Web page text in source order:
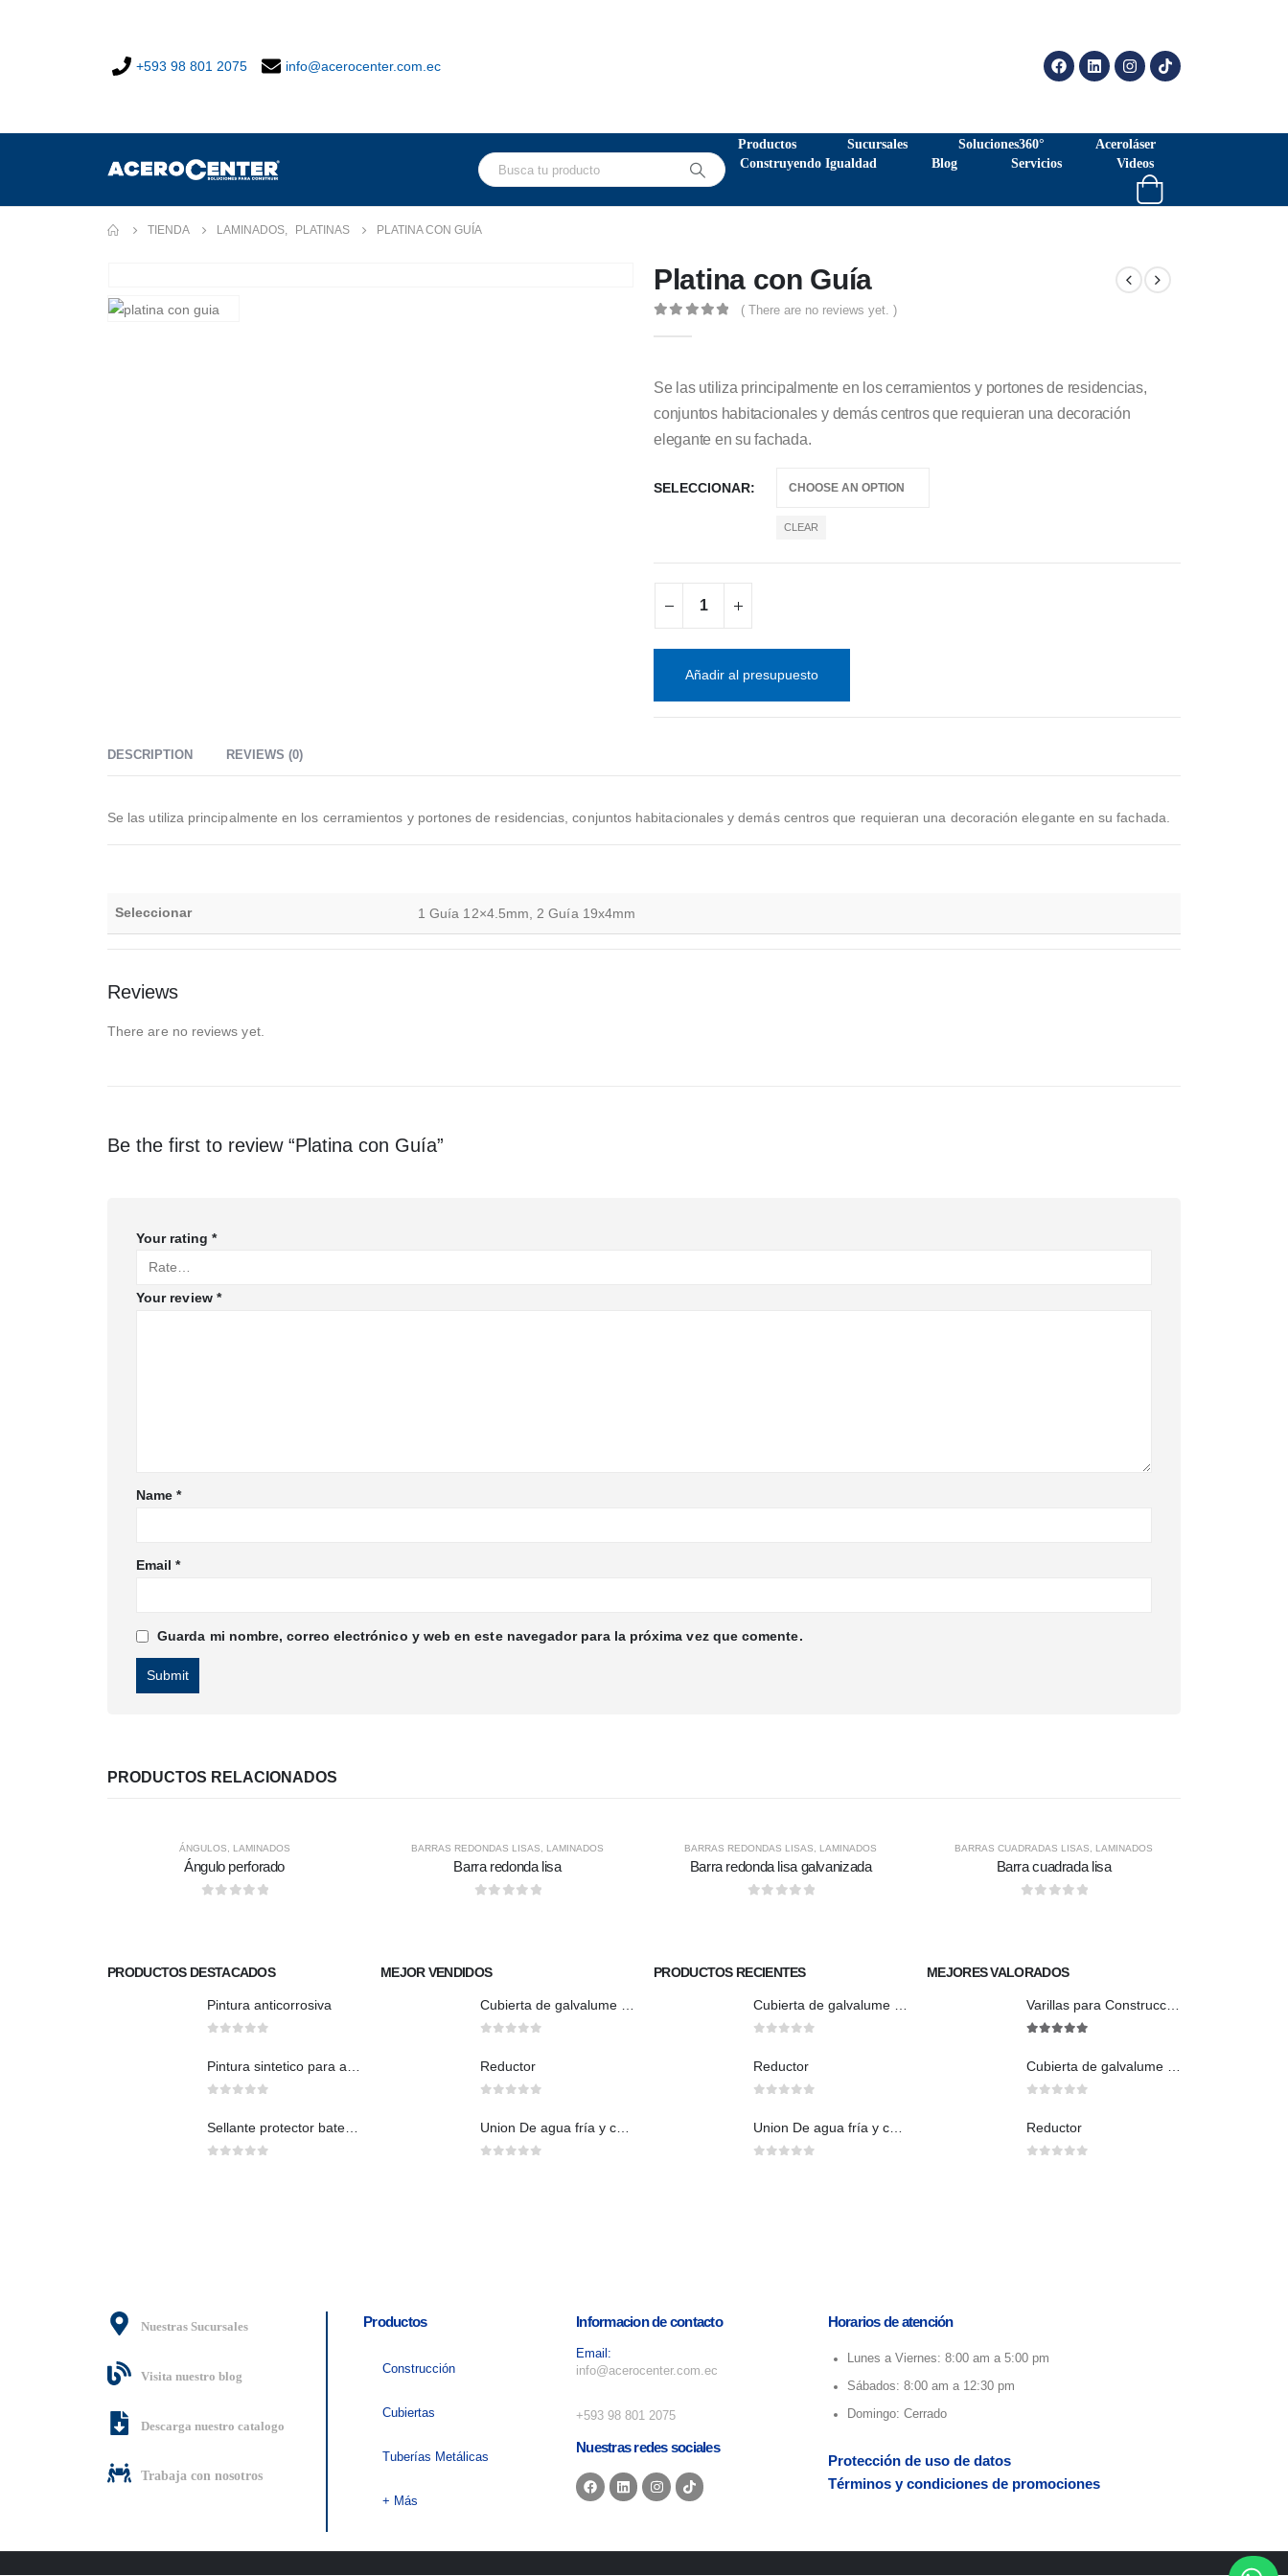
+593 98 801 2075 info@acerocenter.com.ec
Productos Sucursales Soluciones360°
Aceroláser
Construyendo Igualdad
Blog Servicios Videos
TIENDA LAMINADOS, PLATINAS PLATINA CON GUÍA
Platina con Guía
( There are no reviews yet. )
Se las utiliza principalmente en los cerramientos y portones de residencias,
conjuntos habitacionales y demás centros que requieran una decoración
elegante en su fachada.
SELECCIONAR
CLEAR
Añadir al presupuesto
DESCRIPTION REVIEWS (0)
Se las utiliza principalmente en los cerramientos y portones de residencias, conjuntos habitacionales y demás centros que requieran una decoración elegante en su fachada.
Seleccionar 1 Guía 12×4.5mm, 2 Guía 19x4mm
Reviews
There are no reviews yet.
Be the first to review “Platina con Guía”
Your rating *
Your review *
Name*
Email*
Guarda mi nombre, correo electrónico y web en este navegador para la próxima vez que comente.
PRODUCTOS RELACIONADOS
ÁNGULOS, LAMINADOS
Ángulo perforado
BARRAS REDONDAS LISAS, LAMINADOS
Barra redonda lisa
BARRAS REDONDAS LISAS, LAMINADOS
Barra redonda lisa galvanizada
BARRAS CUADRADAS LISAS, LAMINADOS
Barra cuadrada lisa
PRODUCTOS DESTACADOS
Pintura anticorrosiva
Pintura sintetico para auto brillante
Sellante protector bate piedra
MEJOR VENDIDOS
Cubierta de galvalume natural trapezoidal
Reductor
Union De agua fría y caliente
PRODUCTOS RECIENTES
Cubierta de galvalume natural trapezoidal
Reductor
Union De agua fría y caliente
MEJORES VALORADOS
Varillas para Construcción
Cubierta de galvalume natural trapezoidal
Reductor
Nuestras Sucursales
Visita nuestro blog
Descarga nuestro catalogo
Trabaja con nosotros
Productos
Construcción
Cubiertas
Tuberías Metálicas
+ Más
Informacion de contacto
Email:
info@acerocenter.com.ec
+593 98 801 2075
Nuestras redes sociales
Horarios de atención
Lunes a Viernes: 8:00 am a 5:00 pm
Sábados: 8:00 am a 12:30 pm
Domingo: Cerrado
Protección de uso de datos
Términos y condiciones de promociones